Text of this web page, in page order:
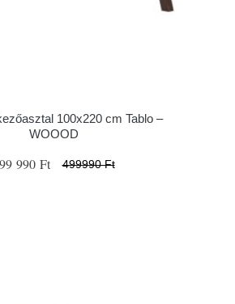
100x220 cm Tablo –
WOOOD
990 Ft 499990 Ft